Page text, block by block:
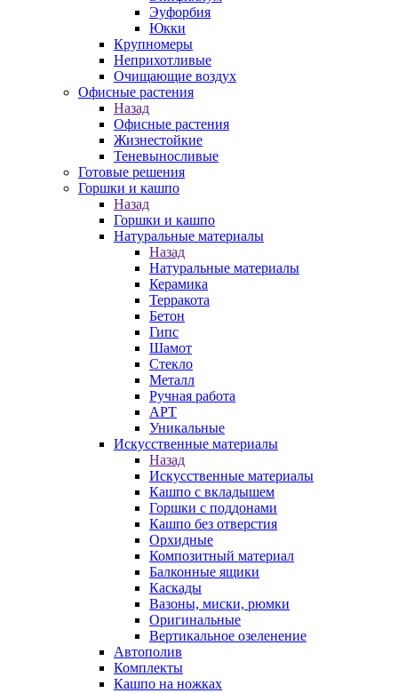
Эуфорбия
Юкки
Крупномеры
Неприхотливые
Очищающие воздух
Офисные растения
Назад
Офисные растения
Жизнестойкие
Теневыносливые
Готовые решения
Горшки и кашпо
Назад
Горшки и кашпо
Натуральные материалы
Назад
Натуральные материалы
Керамика
Терракота
Бетон
Гипс
Шамот
Стекло
Металл
Ручная работа
АРТ
Уникальные
Искусственные материалы
Назад
Искусственные материалы
Кашпо с вкладышем
Горшки с поддонами
Кашпо без отверстия
Орхидные
Композитный материал
Балконные ящики
Каскады
Вазоны, миски, рюмки
Оригинальные
Вертикальное озеленение
Автополив
Комплекты
Кашпо на ножках